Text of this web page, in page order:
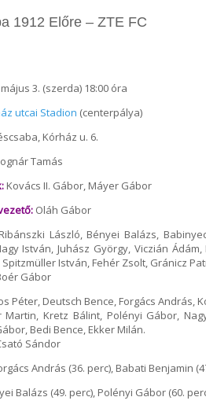
1912 Előre – ZTE FC
3. (szerda) 18:00 óra
utcai Stadion (centerpálya)
Kórház u. 6.
Tamás
Kovács II. Gábor, Máyer Gábor
Oláh Gábor
Ribánszki László, Bényei Balázs,
István, Juhász György, Viczián
István, Fehér Zsolt, Gránicz
Gábor
Péter, Deutsch Bence, Forgács András,
Martin, Kretz Bálint, Polényi Gábor,
Bedi Bence, Ekker Milán.
Sándor
András (36. perc), Babati Benjamin
Balázs (49. perc), Polényi Gábor (60.